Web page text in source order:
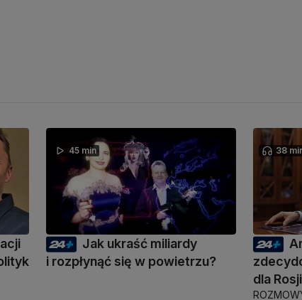
45 min
Jak ukraść miliardy
i rozpłynąć się w powietrzu?
38
dla